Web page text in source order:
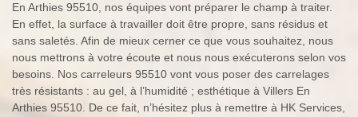
En Arthies 95510, nos équipes vont préparer le champ à traiter.
En effet, la surface à travailler doit être propre, sans résidus et
sans saletés. Afin de mieux cerner ce que vous souhaitez, nous
nous mettrons à votre écoute et nous nous exécuterons selon vos
besoins. Nos carreleurs 95510 vont vous poser des carrelages
très résistants : au gel, à l’humidité ; esthétique à Villers En
Arthies 95510. De ce fait, n’hésitez plus à remettre à HK Services,